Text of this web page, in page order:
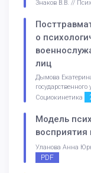
Знаков В.В. //
о
лиц
Дымова
Социокинетика
Модель
восприятия
Уланова Анна
PDF